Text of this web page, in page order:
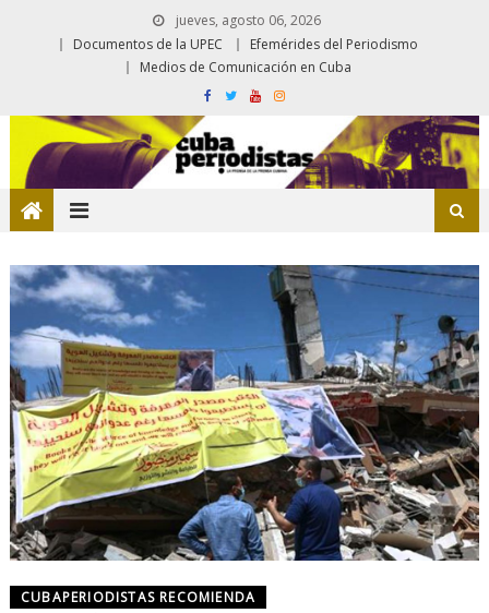
jueves, agosto 06, 2026
Documentos de la UPEC
Efemérides del Periodismo
Medios de Comunicación en Cuba
CUBAPERIODISTAS RECOMIENDA